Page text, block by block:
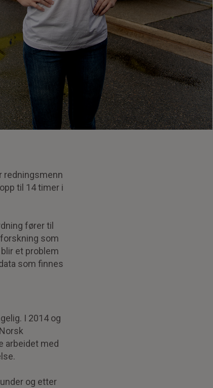
redningsmenn
til 14 timer i
fører til
som
et problem
som finnes
I 2014 og
arbeidet med
og etter